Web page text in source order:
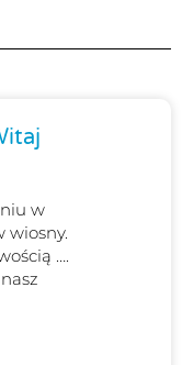
w
wiosny.
….